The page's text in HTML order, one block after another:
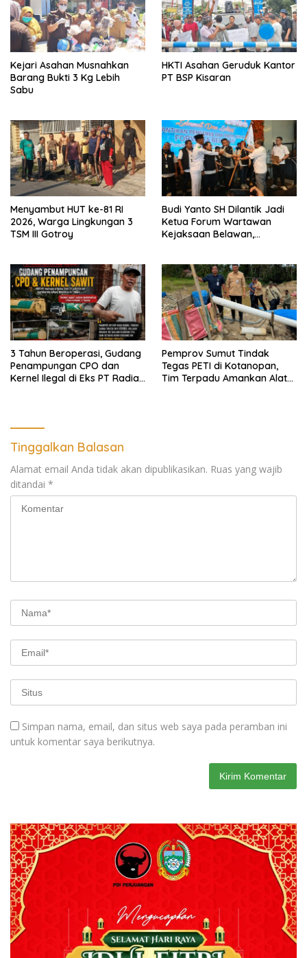
Kejari Asahan Musnahkan
Barang Bukti 3 Kg Lebih
Sabu
HKTI Asahan Geruduk Kantor
PT BSP Kisaran
Menyambut HUT ke-81 RI
2026, Warga Lingkungan 3
TSM III Gotroy
Budi Yanto SH Dilantik Jadi
Ketua Forum Wartawan
Kejaksaan Belawan,
Pendampingan Hukum dan
Ekomoni Semua Anggota
3 Tahun Beroperasi, Gudang
Penampungan CPO dan
Kernel Ilegal di Eks PT Radian
Pemprov Sumut Tindak
Tegas PETI di Kotanopan,
Tim Terpadu Amankan Alat
Tinggalkan Balasan
Alamat email Anda tidak akan dipublikasikan. Ruas yang wajib
ditandai *
Simpan nama, email, dan situs web saya pada peramban ini
untuk komentar saya berikutnya.